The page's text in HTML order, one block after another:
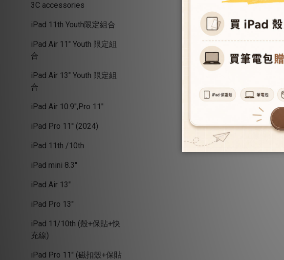
3C accessories
iPad 11th Youth限定組合
iPad Air 11" Youth 限定組
合
iPad Air 13" Youth 限定組
合
iPad Air 10.9'',Pro 11''
iPad Pro 11'' (2024)
iPad 11th /10th
iPad mini 8.3''
iPad Air 13"
iPad Pro 13"
iPad 11/10th (殼+保貼+快
充線)
iPad Pro 11" (磁扣殼+保貼